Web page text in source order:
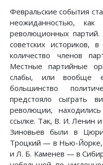
Февральские события
неожиданностью,
революционных
советских историков,
количество членов
Местные партийные
слабы, или вообще
большинство
предстояло сыграть
революции,
ссылке. Так, В. И. Ленин
Зиновьев были в
Троцкий — в Нью-Йорке,
и Л. Б. Каменев — в